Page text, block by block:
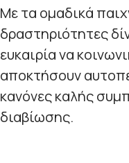
Με τα ομαδικά
δραστηριότητες
ευκαιρία να
αποκτήσουν
κανόνες καλής
διαβίωσης.